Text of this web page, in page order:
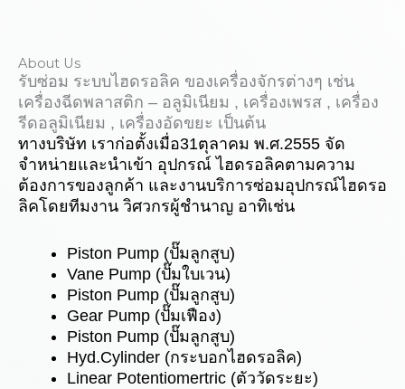
About Us
รับซ่อม ระบบไฮดรอลิค ของเครื่องจักรต่างๆ เช่น
เครื่องฉีดพลาสติก – อลูมิเนียม , เครื่องเพรส , เครื่อง
รีดอลูมิเนียม , เครื่องอัดขยะ เป็นต้น
ทางบริษัท เราก่อตั้งเมื่อ31ตุลาคม พ.ศ.2555 จัด
จำหน่ายและนำเข้า อุปกรณ์ ไฮดรอลิคตามความ
ต้องการของลูกค้า และงานบริการซ่อมอุปกรณ์ไฮดรอ
ลิคโดยทีมงาน วิศวกรผู้ชำนาญ อาทิเช่น
Piston Pump (ปั๊มลูกสูบ)
Vane Pump (ปั๊มใบเวน)
Piston Pump (ปั๊มลูกสูบ)
Gear Pump (ปั๊มเฟือง)
Piston Pump (ปั๊มลูกสูบ)
Hyd.Cylinder (กระบอกไฮดรอลิค)
Linear Potentiomertric (ตัววัดระยะ)